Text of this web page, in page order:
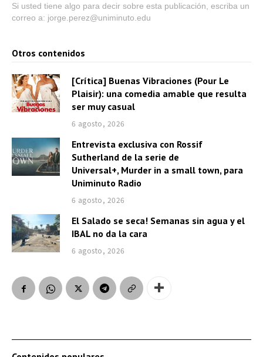
Si usted tiene algo para decir sobre esta publicación, escriba un
correo a: jorge.perez@uniminuto.edu
Otros contenidos
[Crítica] Buenas Vibraciones (Pour Le
Plaisir): una comedia amable que resulta
ser muy casual
6 agosto, 2026
Entrevista exclusiva con Rossif
Sutherland de la serie de
Universal+, Murder in a small town, para
Uniminuto Radio
6 agosto, 2026
El Salado se seca! Semanas sin agua y el
IBAL no da la cara
6 agosto, 2026